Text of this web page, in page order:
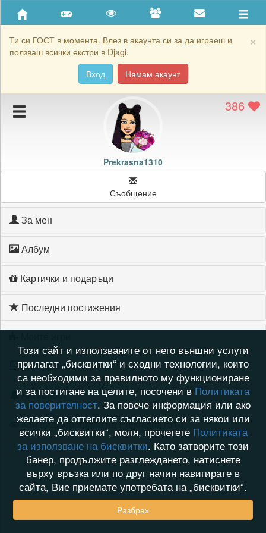
×
Ти си ГОСТ в момента. Влез в акаунта си за да играеш и
ползваш всички екстри в Djagi.
Вход
Нямам акаунт
Приятели
Хронология на игри
Подаръците на Prekrasna1310
Картичките на Prekrasna1310
Блокирай Prekrasna1310
386
Prekrasna1310
Съобщение
За мен
Албум
Картички и подаръци
Последни постижения
Хронология на игри
Активност
Кой видя профила на Prekrasna1310
Този сайт и използваните от него външни услуги
прилагат „бисквитки“ и сходни технологии, които
са необходими за правилното му функциониране
и за постигане на целите, посочени в Политиката
за поверителност. За повече информация или ако
желаете да оттеглите съгласието си за някои или
всички „бисквитки“, моля, прочетете Политиката
за използване на бисквитки. Като затворите този
банер, продължите разглеждането, натиснете
върху връзка или по друг начин навигирате в
сайта, Вие приемате употребата на „бисквитки“.
Разбрах